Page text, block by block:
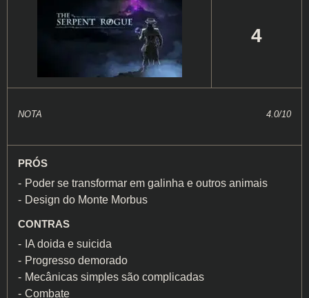
4
NOTA 4.0/10
PRÓS
Poder se transformar em galinha e outros animais
Design do Monte Morbus
CONTRAS
IA doida e suicida
Progresso demorado
Mecânicas simples são complicadas
Combate